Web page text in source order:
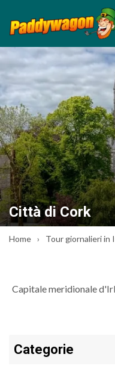
Città di Cork
Home Tour giornalieri in
Capitale meridionale
Categorie